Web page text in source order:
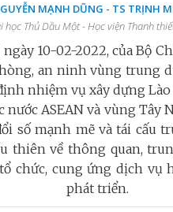
MẠNH DŨNG - TS TRỊNH
học Thủ Dầu Một - Học viện Thanh
ngày 10-02-2022, của Bộ
an ninh vùng trung
nhiệm vụ xây dựng
ASEAN và vùng Tây
số mạnh mẽ và tái cấu
thiên về thông quan,
chức, cung ứng dịch vụ
phát triển.